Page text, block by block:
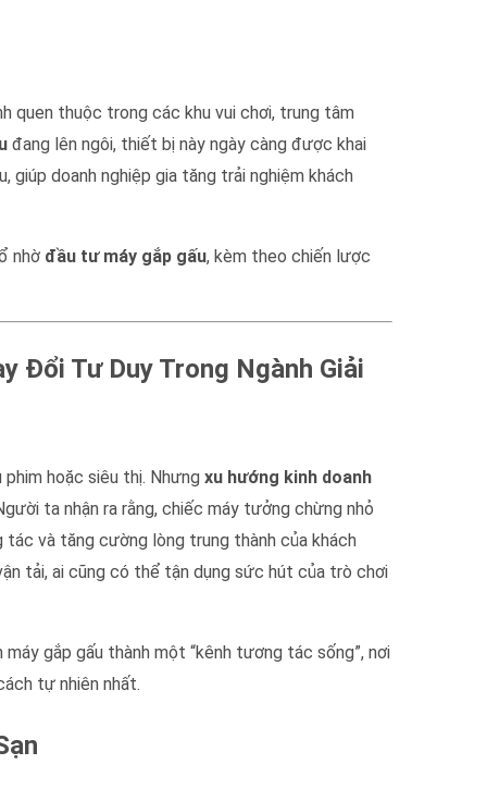
quen thuộc trong các khu vui chơi, trung tâm
đang lên ngôi, thiết bị này ngày càng được khai
giúp doanh nghiệp gia tăng trải nghiệm khách
nhờ đầu tư máy gắp gấu, kèm theo chiến lược
Đổi Tư Duy Trong Ngành Giải
hoặc siêu thị. Nhưng xu hướng kinh doanh
ta nhận ra rằng, chiếc máy tưởng chừng nhỏ
và tăng cường lòng trung thành của khách
tải, ai cũng có thể tận dụng sức hút của trò chơi
gắp gấu thành một “kênh tương tác sống”, nơi
tự nhiên nhất.